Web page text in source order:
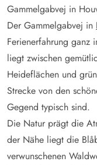
Gammelgabvej in
Der Gammelgabvej in
Ferienerfahrung ganz
liegt zwischen
Heideflächen und
Strecke von den
Gegend typisch sind.
Die Natur prägt die
der Nähe liegt die
verwunschenen